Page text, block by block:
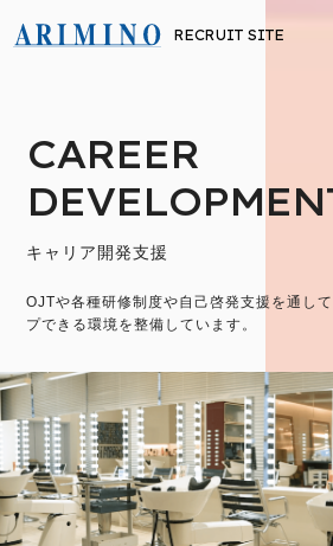
RECRUIT SITE
CAREER
キャリア開発支援
OJTや各種研修制度や自己啓発支援を通し
プできる環境を整備しています。